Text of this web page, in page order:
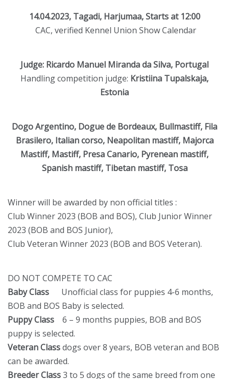
14.04.2023, Tagadi, Harjumaa, Starts at 12:00
CAC, verified Kennel Union Show Calendar
Judge: Ricardo Manuel Miranda da Silva, Portugal
Handling competition judge: Kristiina Tupalskaja,
Estonia
Dogo Argentino, Dogue de Bordeaux, Bullmastiff, Fila
Brasilero, Italian corso, Neapolitan mastiff, Majorca
Mastiff, Mastiff, Presa Canario, Pyrenean mastiff,
Spanish mastiff, Tibetan mastiff, Tosa
Winner will be awarded by non official titles :
Club Winner 2023 (BOB and BOS), Club Junior Winner
2023 (BOB and BOS Junior),
Club Veteran Winner 2023 (BOB and BOS Veteran).
DO NOT COMPETE TO CAC
Baby Class
Unofficial class for puppies 4-6 months,
BOB and BOS Baby is selected.
Puppy Class
6 – 9 months puppies, BOB and BOS
puppy is selected.
Veteran Classdogs over 8 years, BOB veteran and BOB
can be awarded.
Breeder Class3 to 5 dogs of the same breed from one